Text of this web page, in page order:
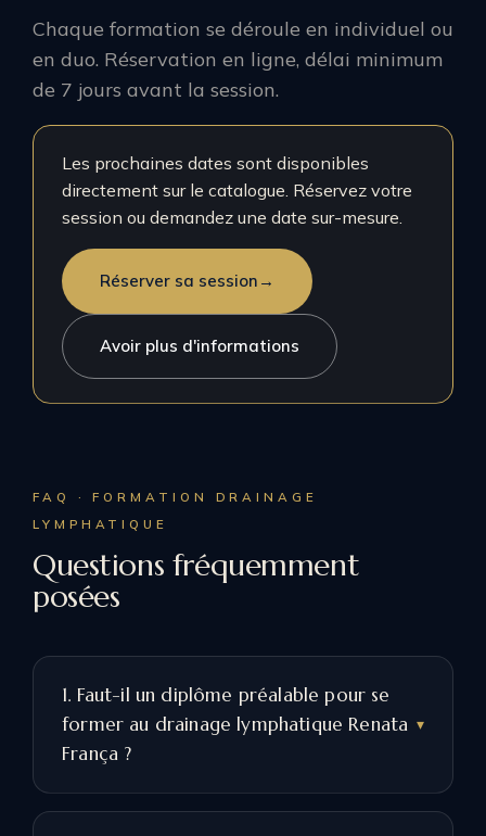
Chaque formation se déroule en individuel ou
en duo. Réservation en ligne, délai minimum
de 7 jours avant la session.
Les prochaines dates sont disponibles
directement sur le catalogue. Réservez votre
session ou demandez une date sur-mesure.
Réserver sa session →
Avoir plus d'informations
FAQ · FORMATION DRAINAGE
LYMPHATIQUE
Questions fréquemment
posées
1. Faut-il un diplôme préalable pour se
former au drainage lymphatique Renata
França ?